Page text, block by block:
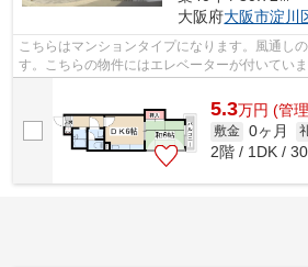
大阪府大阪市淀川
こちらはマンションタイプになります。風通し
す。こちらの物件にはエレベーターが付いてい
あり、アクセスが便利です。大阪市淀川...
5.3万円 (管
敷金 0ヶ月
2階 / 1DK /